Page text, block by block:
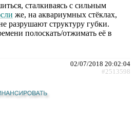
сталкиваясь с сильным
же, на аквариумных стёклах,
разрушают структуру губки.
полоскать/отжимать её в
02/07/2018 20:02:04
#2513598